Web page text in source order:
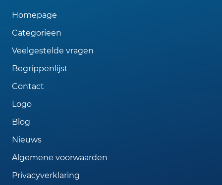
Homepage
Categorieën
Veelgestelde vragen
Begrippenlijst
Contact
Logo
Blog
Nieuws
Algemene voorwaarden
Privacyverklaring